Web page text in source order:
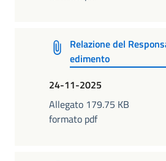
Relazione del
edimento
24-11-2025
Allegato 179.75 KB
formato pdf